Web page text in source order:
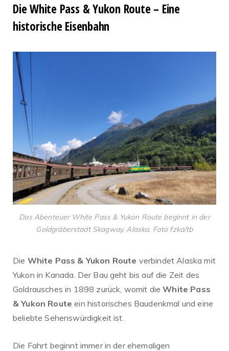
Die White Pass & Yukon Route – Eine
historische Eisenbahn
Das Abenteuer White Pass & Yukon Route beginnt in der
GoldgräberstadtSkagway, Alaska. Foto fzka/tb
Die White Pass & Yukon Route verbindet Alaska mit
Yukon in Kanada. Der Bau geht bis auf die Zeit des
Goldrausches in 1898 zurück, womit dieWhite Pass
& Yukon Route ein historisches Baudenkmal und eine
beliebte Sehenswürdigkeit ist.
Die Fahrt beginnt immer in der ehemaligen